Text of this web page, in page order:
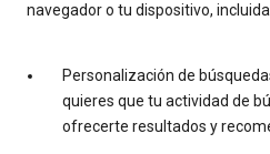
navegador o tu dispositivo,
Personalización de
quieres que tu actividad de
ofrecerte resultados y